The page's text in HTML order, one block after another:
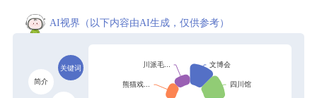
AI视界 （以下内容由AI生成，仅供参考）
关键词
简介